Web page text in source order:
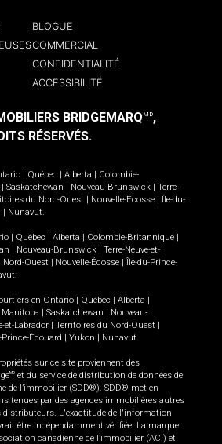
BLOGUE
COMMERCIAL
CONFIDENTIALITÉ
ACCESSIBILITÉ
BRIDGEMARQ MD,
RÉSERVÉS.
| Québec | Alberta | Colombie-
| Saskatchewan | Nouveau-Brunswick | Terre-
du Nord-Ouest | Nouvelle-Écosse | Île-du-
| Nunavut
| Québec | Alberta | Colombie-Britannique |
| Nouveau-Brunswick | Terre-Neuve-et-
Nord-Ouest | Nouvelle-Écosse | Île-du-Prince-
en Ontario | Québec | Alberta |
Manitoba | Saskatchewan | Nouveau-
et-Labrador | Territoires du Nord-Ouest |
Prince-Édouard | Yukon | Nunavut
sur ce site proviennent des
MD et du service de distribution de données de
de l’immobilier (SDD®). SDD® met en
tenues par des agences immobilières autres
distributeurs. L'exactitude de l'information
être indépendamment vérifiée. La marque
canadienne de l’immobilier (ACI) et